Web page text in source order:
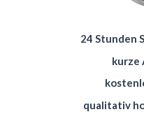
24 Stunden
kurze
qualitativ